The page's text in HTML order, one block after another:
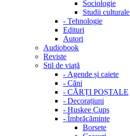
Sociologie
Studii culturale
- Tehnologie
Edituri
Autori
Audiobook
Reviste
Stil de viață
- Agende și caiete
- Căni
- CĂRȚI POȘTALE
- Decorațiuni
- Huskee Cups
- Îmbrăcăminte
Borsete